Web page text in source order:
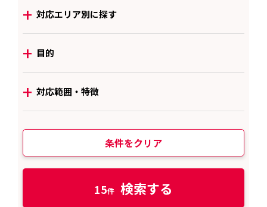
+ 対応エリア別に探す
+ 目的
+ 対応範囲・特徴
条件をクリア
15 検索する